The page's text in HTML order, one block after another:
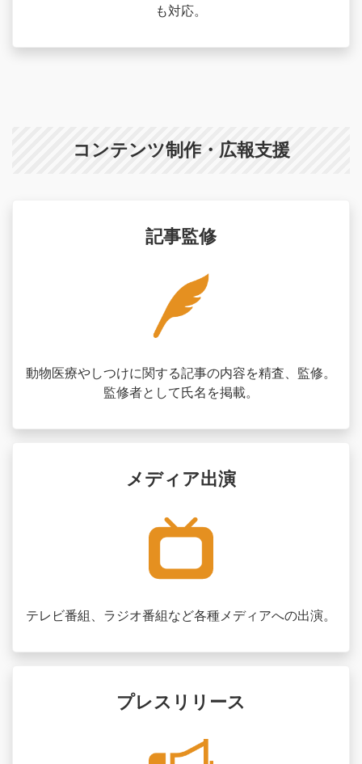
も対応。
コンテンツ制作・広報支援
記事監修
動物医療やしつけに関する記事の内容を精査、監修。
監修者として氏名を掲載。
メディア出演
テレビ番組、ラジオ番組など各種メディアへの出演。
プレスリリース